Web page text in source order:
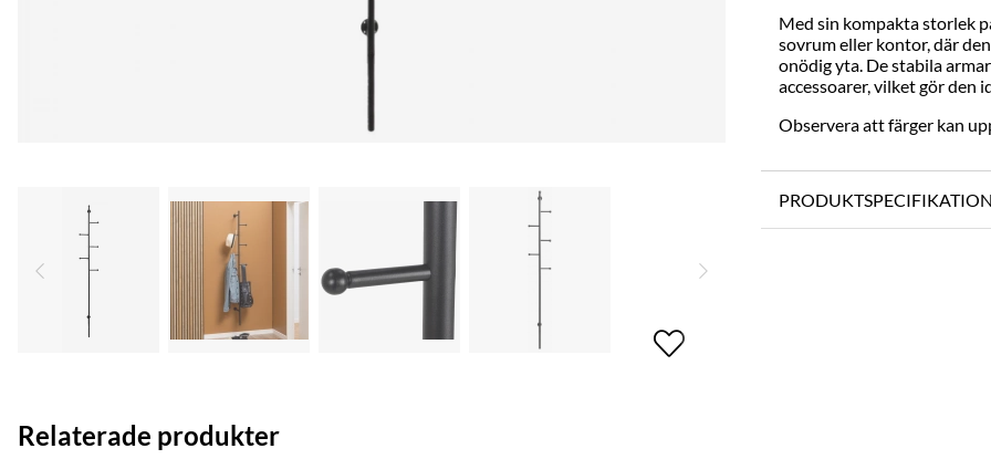
Med sin kompakta storlek
sovrum eller kontor, där
onödig yta. De stabila
accessoarer, vilket gör den
Observera att färger kan
Relaterade produkter